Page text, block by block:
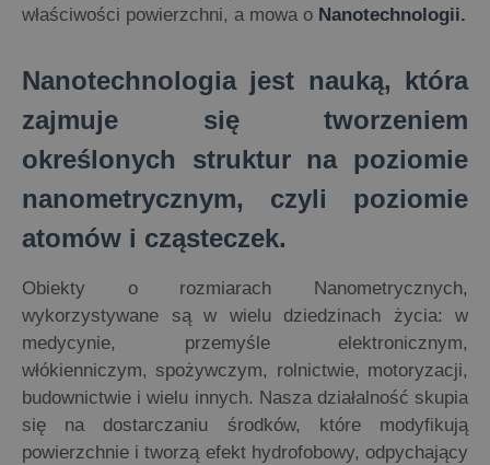
właściwości powierzchni, a mowa o Nanotechnologii.
Nanotechnologia jest nauką, która
zajmuje się tworzeniem
określonych struktur na poziomie
nanometrycznym, czyli poziomie
atomów i cząsteczek.
Obiekty o rozmiarach Nanometrycznych,
wykorzystywane są w wielu dziedzinach życia: w
medycynie, przemyśle elektronicznym,
włókienniczym, spożywczym, rolnictwie, motoryzacji,
budownictwie i wielu innych. Nasza działalność skupia
się na dostarczaniu środków, które modyfikują
powierzchnie i tworzą efekt hydrofobowy, odpychający